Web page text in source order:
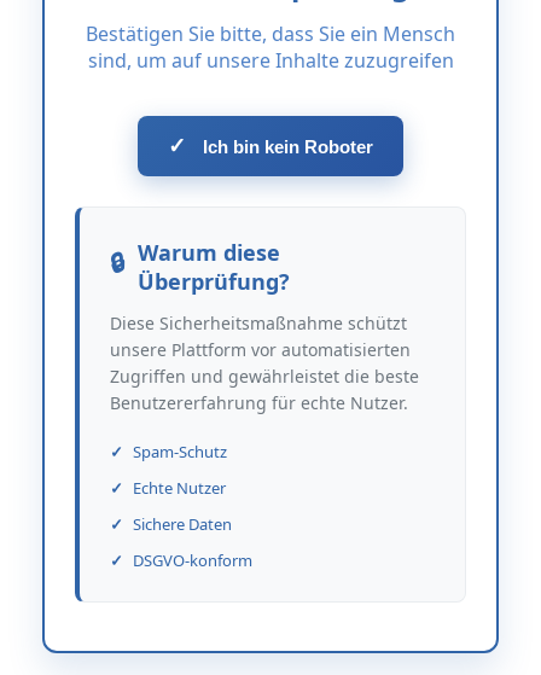
Bestätigen Sie bitte, dass Sie ein Mensch
sind, um auf unsere Inhalte zuzugreifen
✓ Ich bin kein Roboter
Warum diese
Überprüfung?
Diese Sicherheitsmaßnahme schützt
unsere Plattform vor automatisierten
Zugriffen und gewährleistet die beste
Benutzererfahrung für echte Nutzer.
Spam-Schutz
Echte Nutzer
Sichere Daten
DSGVO-konform